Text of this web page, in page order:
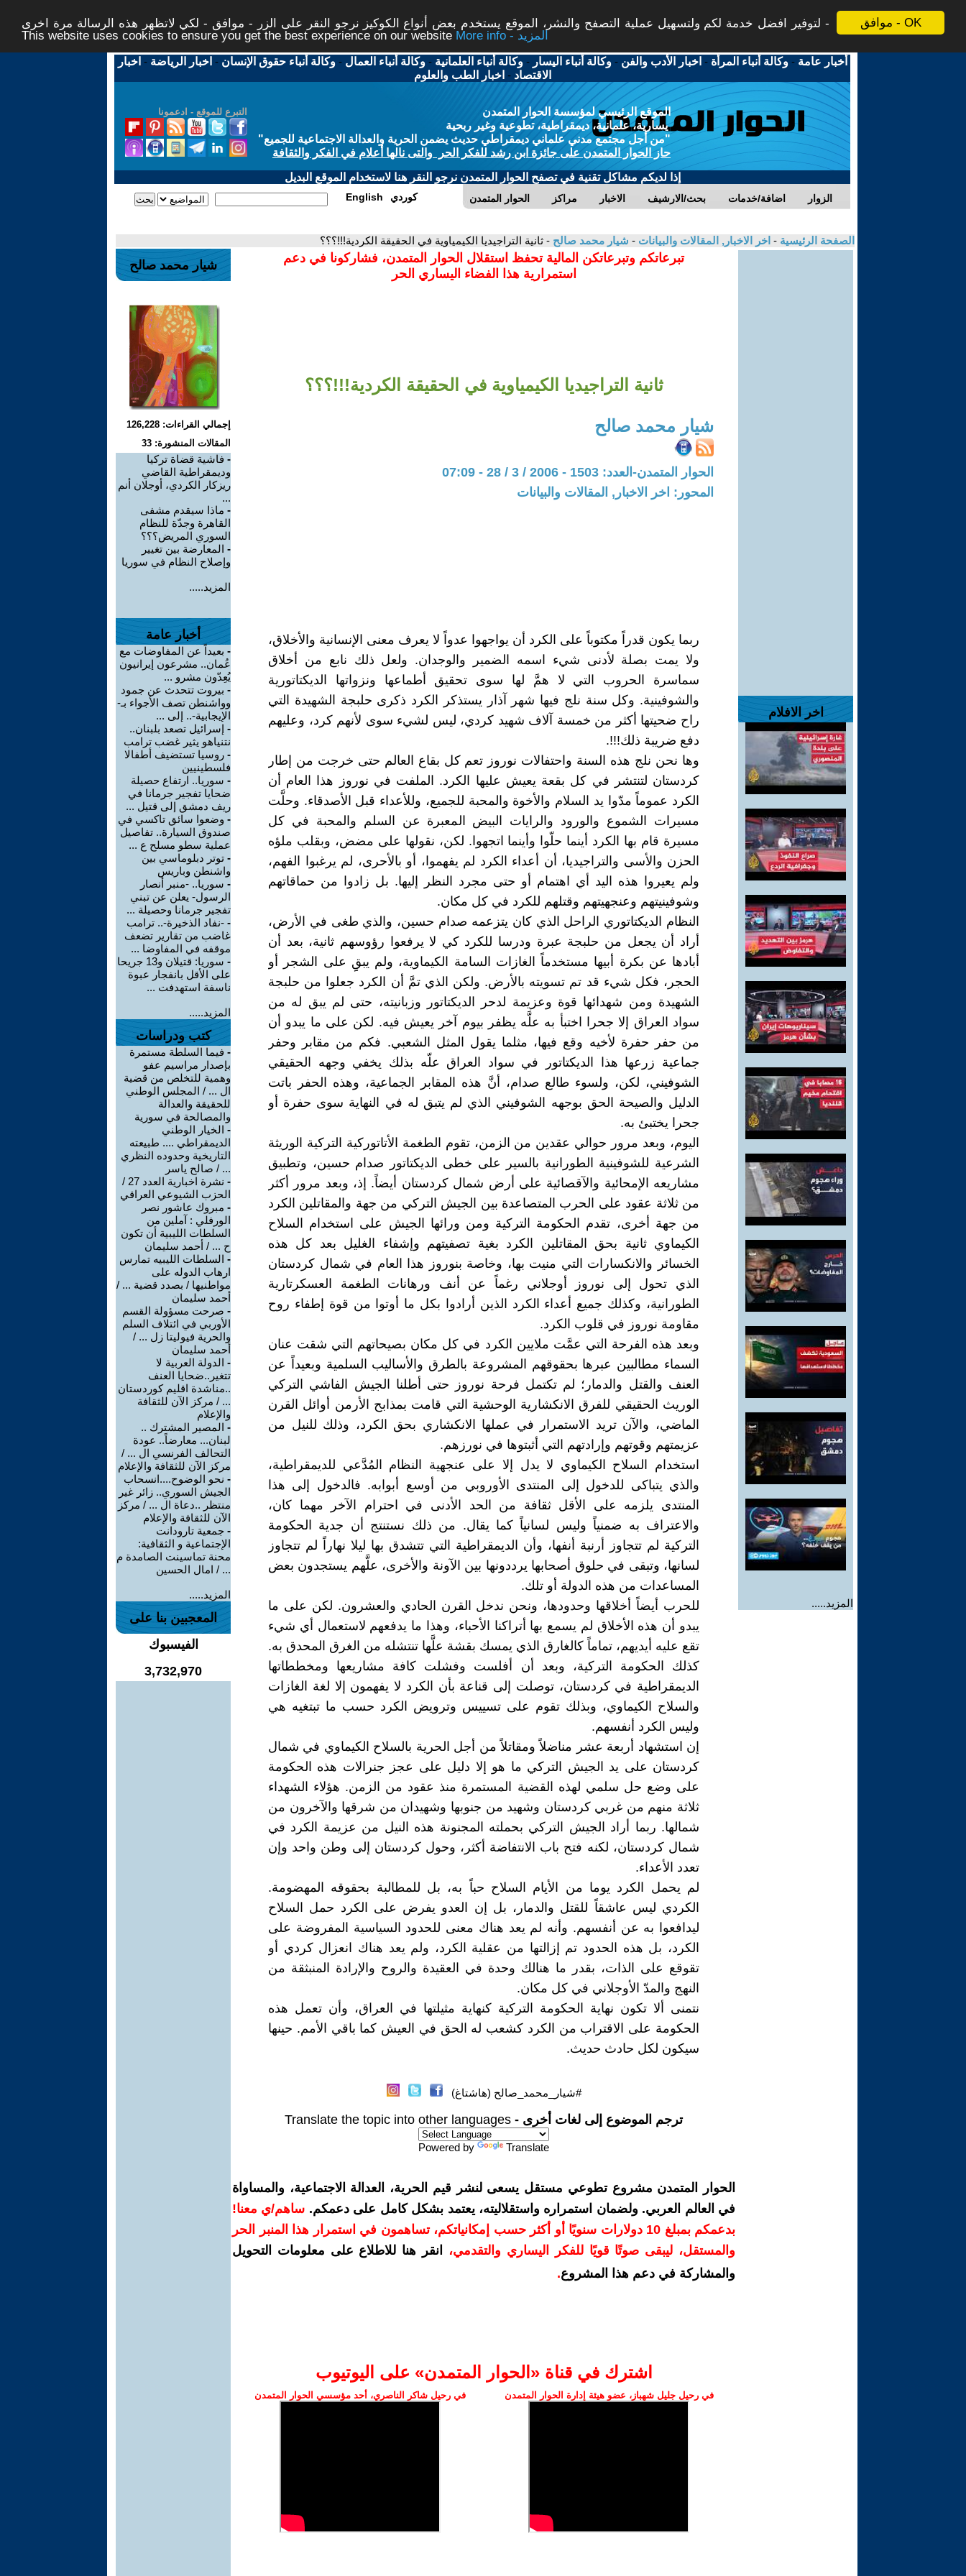
موافق - OK
لتوفير افضل خدمة لكم ولتسهيل عملية التصفح والنشر، الموقع يستخدم بعض أنواع الكوكيز نرجو النقر على الزر - موافق - لكي لاتظهر هذه الرسالة مرة اخرى -
This website uses cookies to ensure you get the best experience on our website
More info - المزيد
أخبار عامة -وكالة أنباء المرأة - اخبار الأدب والفن -وكالة أنباء اليسار -وكالة أنباء العلمانية -وكالة أنباء العمال -وكالة أنباء حقوق الإنسان - اخبار الرياضة - اخبار
الاقتصاد - اخبار الطب والعلوم
التبرع للموقع - ادعمونا
الموقع الرئيسي لمؤسسة الحوار المتمدن
يسارية، علمانية، ديمقراطية، تطوعية وغير ربحية
"من أجل مجتمع مدني علماني ديمقراطي حديث يضمن الحرية والعدالة الاجتماعية للجميع"
حاز الحوار المتمدن على جائزة ابن رشد للفكر الحر والتى نالها أعلام في الفكر والثقافة
إذا لديكم مشاكل تقنية في تصفح الحوار المتمدن نرجو النقر هنا لاستخدام الموقع البديل
الحوار المتمدن مراكز الاخبار بحث/الارشيف اضافة/خدمات الزوار English كوردي
الصفحة الرئيسية - اخر الاخبار, المقالات والبيانات - شيار محمد صالح - ثانية التراجيديا الكيمياوية في الحقيقة الكردية!!!؟؟؟
اخر الافلام
المزيد.....
تبرعاتكم وتبرعاتكن المالية تحفظ استقلال الحوار المتمدن، فشاركونا في دعم
استمرارية هذا الفضاء اليساري الحر
ثانية التراجيديا الكيمياوية في الحقيقة الكردية!!!؟؟؟
شيار محمد صالح
الحوار المتمدن-العدد: 1503 - 2006 / 3 / 28 - 07:09
المحور: اخر الاخبار, المقالات والبيانات
ربما يكون قدراً مكتوباً على الكرد أن يواجهوا عدواً لا يعرف معنى الإنسانية والأخلاق،
ولا يمت بصلة لأدنى شيء اسمه الضمير والوجدان. ولعل ذلك نابع من أخلاق
سماسرة الحروب التي لا همَّ لها سوى تحقيق أطماعها ونزواتها الديكتاتورية
والشوفينية. وكل سنة نلج فيها شهر آذار يستذكر الكرد ذكرى حلبجة الشهيدة التي
راح ضحيتها أكثر من خمسة آلاف شهيد كردي، ليس لشيء سوى لأنهم كرد، وعليهم
دفع ضريبة ذلك!!!.
وها نحن نلج هذه السنة واحتفالات نوروز تعم كل بقاع العالم حتى خرجت من إطار
كردستان لتنتشر في كل بقعة يعيش عليها الكرد. الملفت في نوروز هذا العام أن
الكرد عموماً مدّوا يد السلام والأخوة والمحبة للجميع، وللأعداء قبل الأصدقاء. وحلَّت
مسيرات الشموع والورود والرايات البيض المعبرة عن السلم والمحبة في كل
مسيرة قام بها الكرد أينما حلّوا وأينما اتجهوا. لكن، نقولها على مضض، وبقلب ملؤه
الحزن والأسى والتراجيديا، أن أعداء الكرد لم يفهموا، أو بالأحرى، لم يرغبوا الفهم،
ولم يعيروا هذه اليد أي اهتمام أو حتى مجرد النظر إليها. بل زادوا من حماقاتهم
وشوفينيتهم وعنجهيتهم وقتلهم للكرد في كل مكان.
النظام الديكتاتوري الراحل الذي كان يتزعمه صدام حسين، والذي طغى في الأرض،
أراد أن يجعل من حلبجة عبرة ودرسا للكرد كي لا يرفعوا رؤوسهم ثانية، بعد أن
أبادها عن بكرة أبيها مستخدماً الغازات السامة الكيماوية، ولم يبقِِ على الشجر أو
الحجر، فكل شيء قد تم تسويته بالأرض. ولكن الذي تمَّ أن الكرد جعلوا من حلبجة
الشهيدة ومن شهدائها قوة وعزيمة لدحر الديكتاتور وزبانيته، حتى لم يبق له من
سواد العراق إلا جحرا اختبأ به علَّه يظفر بيوم آخر يعيش فيه. لكن على ما يبدو أن
من حفر حفرة لأخيه وقع فيها، مثلما يقول المثل الشعبي. فكم من مقابر وحفر
جماعية زرعها هذا الديكتاتور في سواد العراق علّه بذلك يخفي وجهه الحقيقي
الشوفيني، لكن، ولسوء طالع صدام، أنَّ هذه المقابر الجماعية، وهذه الحفر باتت
الدليل والصيحة الحق بوجهه الشوفيني الذي لم يتبق له في النهاية سوى حفرة أو
جحرا يختبئ به.
اليوم، وبعد مرور حوالي عقدين من الزمن، تقوم الطغمة الأتاتوركية التركية الوريثة
الشرعية للشوفينية الطورانية بالسير على خطى الديكتاتور صدام حسين، وتطبيق
مشاريعه الإمحائية والآقصائية على أرض شمال كردستان أيضاً. إذ، وبعد مرور أكثر
من ثلاثة عقود على الحرب المتصاعدة بين الجيش التركي من جهة والمقاتلين الكرد
من جهة أخرى، تقدم الحكومة التركية ومن ورائها الجيش على استخدام السلاح
الكيماوي ثانية بحق المقاتلين الكرد بغية تصفيتهم وإشفاء الغليل بعد كل هذه
الخسائر والانكسارات التي منيت بها، وخاصة بنوروز هذا العام في شمال كردستان
الذي تحول إلى نوروز أوجلاني رغماً عن أنف ورهانات الطغمة العسكرتارية
الطورانية، وكذلك جميع أعداء الكرد الذين أرادوا بكل ما أوتوا من قوة إطفاء روح
مقاومة نوروز في قلوب الكرد.
وبعد هذه الفرحة التي عمَّت ملايين الكرد في كل مكان بصيحاتهم التي شقت عنان
السماء مطالبين عبرها بحقوقهم المشروعة بالطرق والأساليب السلمية وبعيداً عن
العنف والقتل والدمار؛ لم تكتمل فرحة نوروز حتى أطلنا الجيش الفاشي التركي
الوريث الحقيقي للفرق الانكشارية الوحشية التي قامت بمذابح الأرمن أوائل القرن
الماضي، والآن تريد الاستمرار في عملها الانكشاري بحق الكرد، وذلك للنيل من
عزيمتهم وقوتهم وإرادتهم التي أثبتوها في نورزهم.
استخدام السلاح الكيماوي لا يدل إلا على عنجهية النظام المُدَّعي للديمقراطية،
والذي يتباكى للدخول إلى المنتدى الأوروبي من أوسع أبوابه. فالدخول إلى هذا
المنتدى يلزمه على الأقل ثقافة من الحد الأدنى في احترام الآخر مهما كان،
والاعتراف به ضمنياً وليس لسانياً كما يقال. من ذلك نستنتج أن جدية الحكومة
التركية لم تتجاوز أرنبة أنفها، وأن الديمقراطية التي تتشدق بها ليلا نهاراً لم تتجاوز
لسانها، وتبقى في حلوق أصحابها يرددونها بين الآونة والأخرى، علَّهم يستجدون بعض
المساعدات من هذه الدولة أو تلك.
للحرب أيضاً أخلاقها وحدودها، ونحن ندخل القرن الحادي والعشرون. لكن على ما
يبدو أن هذه الأخلاق لم يسمع بها أتراكنا الأحباء، وهذا ما يدفعهم لاستعمال أي شيء
تقع عليه أيديهم، تماماً كالغارق الذي يمسك بقشة علَّها تنتشله من الغرق المحدق به.
كذلك الحكومة التركية، وبعد أن أفلست وفشلت كافة مشاريعها ومخططاتها
الديمقراطية في كردستان، توصلت إلى قناعة بأن الكرد لا يفهمون إلا لغة الغازات
والسلاح الكيماوي، وبذلك تقوم على تسييس وترويض الكرد حسب ما تبتغيه هي
وليس الكرد أنفسهم.
إن استشهاد أربعة عشر مناضلاً ومقاتلاً من أجل الحرية بالسلاح الكيماوي في شمال
كردستان على يد الجيش التركي ما هو إلا دليل على عجز جنرالات هذه الحكومة
على وضع حل سلمي لهذه القضية المستمرة منذ عقود من الزمن. هؤلاء الشهداء
ثلاثة منهم من غربي كردستان وشهيد من جنوبها وشهيدان من شرقها والآخرون من
شمالها. ربما أراد الجيش التركي بحملته المجنونة هذه النيل من عزيمة الكرد في
شمال كردستان، لكنه فتح باب الانتفاضة أكثر، وحول كردستان إلى وطن واحد وإن
تعدد الأعداء.
لم يحمل الكرد يوما من الأيام السلاح حباً به، بل للمطالبة بحقوقه المهضومة.
الكردي ليس عاشقاً للقتل والدمار، بل إن العدو يفرض على الكرد حمل السلاح
ليدافعوا به عن أنفسهم. وأنه لم يعد هناك معنى للحدود السياسية المفروضة على
الكرد، بل هذه الحدود تم إزالتها من عقلية الكرد، ولم يعد هناك انعزال كردي أو
تقوقع على الذات، بقدر ما هنالك وحدة في العقيدة والروح والإرادة المنبثقة من
النهج والمدّ الأوجلاني في كل مكان.
نتمنى ألا تكون نهاية الحكومة التركية كنهاية مثيلتها في العراق، وأن تعمل هذه
الحكومة على الاقتراب من الكرد كشعب له الحق في العيش كما باقي الأمم. حينها
سيكون لكل حادث حديث.
#شيار_محمد_صالح (هاشتاغ)
ترجم الموضوع إلى لغات أخرى - Translate the topic into other languages
Powered by Translate
الحوار المتمدن مشروع تطوعي مستقل يسعى لنشر قيم الحرية، العدالة الاجتماعية، والمساواة
في العالم العربي. ولضمان استمراره واستقلاليته، يعتمد بشكل كامل على دعمكم. ساهم/ي معنا!
بدعمكم بمبلغ 10 دولارات سنويًا أو أكثر حسب إمكانياتكم، تساهمون في استمرار هذا المنبر الحر
والمستقل، ليبقى صوتًا قويًا للفكر اليساري والتقدمي،
انقر هنا للاطلاع على معلومات التحويل
والمشاركة في دعم هذا المشروع.
اشترك في قناة ‫«الحوار المتمدن» على اليوتيوب
في رحيل جليل شهباز، عضو هيئة إدارة الحوار المتمدن في رحيل شاكر الناصري، أحد مؤسسي الحوار المتمدن
شيار محمد صالح
إجمالي القراءات: 126,228
المقالات المنشورة: 33
- فاشية قضاة تركيا
وديمقراطية القاضي
ريزكار الكردي، أوجلان أنم
...
- ماذا سيقدم مشفى
القاهرة وجدّة للنظام
السوري المريض؟؟؟
- المعارضة بين تغيير
وإصلاح النظام في سوريا
المزيد.....
أخبار عامة
- بعيداً عن المفاوضات مع
عُمان.. مشرعون إيرانيون
يُعِدّون مشرو ...
- بيروت تتحدث عن جمود
وواشنطن تصف الأجواء بـ-
الإيجابية-.. إلى ...
- إسرائيل تصعد بلبنان..
نتنياهو يثير غضب ترامب
- روسيا تستضيف أطفالا
فلسطينيين
- سوريا.. ارتفاع حصيلة
ضحايا تفجير جرمانا في
ريف دمشق إلى قتيل ...
- وضعوا سائق تاكسي في
صندوق السيارة.. تفاصيل
عملية سطو مسلح ع ...
- توتر دبلوماسي بين
واشنطن وباريس
- سوريا.. -منبر أنصار
الرسول- يعلن عن تبني
تفجير جرمانا وحصيلة ...
- -نفاد الذخيرة-.. ترامب
غاضب من تقارير تضعف
موقفه في المفاوضا ...
-
سوريا: قتيلان و13 جريحا
على الأقل بانفجار عبوة
ناسفة استهدفت ...
المزيد.....
كتب ودراسات
- فيما السلطة مستمرة
بإصدار مراسيم عفو
وهمية للتخلص من قضية
ال ... / المجلس الوطني
للحقيقة والعدالة
والمصالحة في سورية
- الخيار الوطني
الديمقراطي .... طبيعته
التاريخية وحدوده النظري
... / صالح ياسر
-
نشرة اخبارية العدد 27 /
الحزب الشيوعي العراقي
- مبروك عاشور نصر
الورفلي : آملين من
السلطات الليبية أن تكون
ح ... / أحمد سليمان
- السلطات الليبيه تمارس
ارهاب الدوله على
مواطنيها / بصدد قضية ... /
أحمد سليمان
- صرحت مسؤولة القسم
الأوربي في ائتلاف السلم
والحرية فيوليتا زل ... /
أحمد سليمان
- الدولة العربية لا
تتغير..ضحايا العنف
..مناشدة اقليم كوردستان
... / مركز الآن للثقافة
والإعلام
- المصير المشترك ..
لبنان... معارضاً.. عودة
التحالف الفرنسي ال ... /
مركز الآن للثقافة والإعلام
- نحو الوضوح....انسحاب
الجيش السوري.. زائر غير
منتظر ..دعاة ال ... / مركز
الآن للثقافة والإعلام
- جمعية تارودانت
الإجتماعية و الثقافية:
محنة تماسينت الصامدة م
... / امال الحسين
المزيد.....
المعجبين بنا على
الفيسبوك
3,732,970